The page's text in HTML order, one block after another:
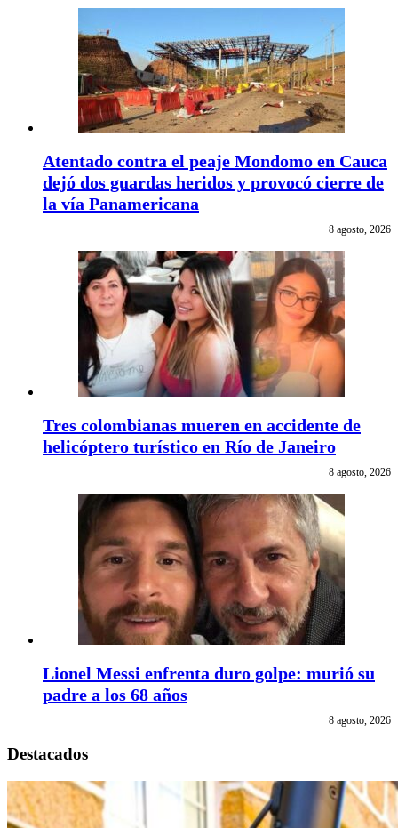
Atentado contra el peaje Mondomo en Cauca
dejó dos guardas heridos y provocó cierre de
la vía Panamericana
8 agosto, 2026
Tres colombianas mueren en accidente de
helicóptero turístico en Río de Janeiro
8 agosto, 2026
Lionel Messi enfrenta duro golpe: murió su
padre a los 68 años
8 agosto, 2026
Destacados